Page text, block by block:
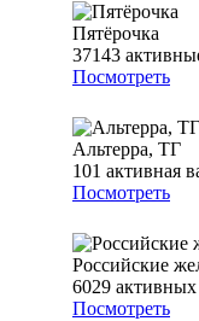
Пятёрочка
37143
Посмотреть
Альтерра, ТГ
101 активная
Посмотреть
Российские
6029 активных
Посмотреть